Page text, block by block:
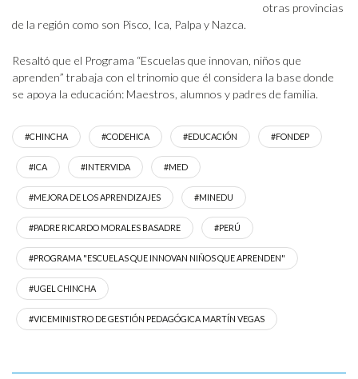
otras provincias
de la región como son Pisco, Ica, Palpa y Nazca.
Resaltó que el Programa “Escuelas que innovan, niños que
aprenden” trabaja con el trinomio que él considera la base donde
se apoya la educación: Maestros, alumnos y padres de familia.
#CHINCHA #CODEHICA #EDUCACIÓN #FONDEP
#ICA #INTERVIDA #MED
#MEJORA DE LOS APRENDIZAJES #MINEDU
#PADRE RICARDO MORALES BASADRE #PERÚ
#PROGRAMA "ESCUELAS QUE INNOVAN NIÑOS QUE APRENDEN"
#UGEL CHINCHA
#VICEMINISTRO DE GESTIÓN PEDAGÓGICA MARTÍN VEGAS